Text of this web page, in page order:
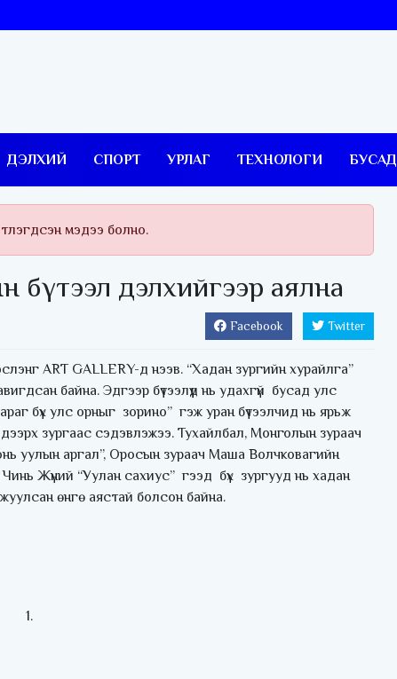
ДЭЛХИЙ СПОРТ УРЛАГ ТЕХНОЛОГИ БУСАД
мэдээ болно.
бүтээл дэлхийгээр аялна
Facebook Twitter
ART GALLERY-д нээв. “Хадан зургийн хурайлга”
байна. Эдгээр бүтээлүүд нь удахгүй бусад улс
бүх улс орныг зорино” гэж уран бүтээлчид нь ярьж
дээрх зургаас сэдэвлэжээ. Тухайлбал, Монголын зураач
уулын аргал”, Оросын зураач Маша Волчковагийн
Жүний “Уулан сахиус” гээд бүх зургууд нь хадан
өнгө аястай болсон байна.